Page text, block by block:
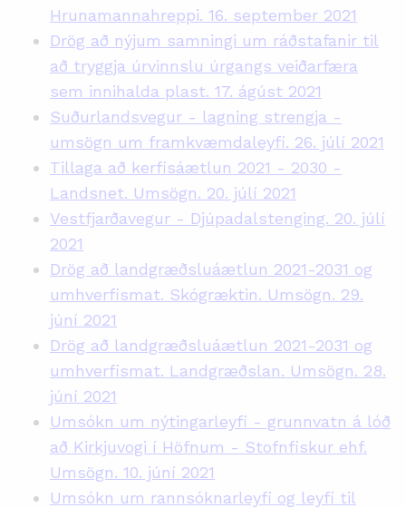
Hrunamannahreppi. 16. september 2021
Drög að nýjum samningi um ráðstafanir til
að tryggja úrvinnslu úrgangs veiðarfæra
sem innihalda plast. 17. ágúst 2021
Suðurlandsvegur - lagning strengja -
umsögn um framkvæmdaleyfi. 26. júlí 2021
Tillaga að kerfisáætlun 2021 - 2030 -
Landsnet. Umsögn. 20. júlí 2021
Vestfjarðavegur - Djúpadalstenging. 20. júlí
2021
Drög að landgræðsluáætlun 2021-2031 og
umhverfismat. Skógræktin. Umsögn. 29.
júní 2021
Drög að landgræðsluáætlun 2021-2031 og
umhverfismat. Landgræðslan. Umsögn. 28.
júní 2021
Umsókn um nýtingarleyfi - grunnvatn á lóð
að Kirkjuvogi í Höfnum - Stofnfiskur ehf.
Umsögn. 10. júní 2021
Umsókn um rannsóknarleyfi og leyfi til